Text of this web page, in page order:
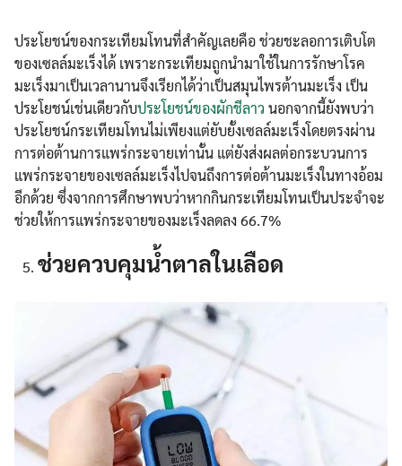
ประโยชน์ของกระเทียมโทนที่สำคัญเลยคือ ช่วยชะลอการเติบโต
ของเซลล์มะเร็งได้ เพราะกระเทียมถูกนำมาใช้ในการรักษาโรค
มะเร็งมาเป็นเวลานานจึงเรียกได้ว่าเป็นสมุนไพรต้านมะเร็ง เป็น
ประโยชน์เช่นเดียวกับประโยชน์ของผักชีลาว นอกจากนี้ยังพบว่า
ประโยชน์กระเทียมโทนไม่เพียงแต่ยับยั้งเซลล์มะเร็งโดยตรงผ่าน
การต่อต้านการแพร่กระจายเท่านั้น แต่ยังส่งผลต่อกระบวนการ
แพร่กระจายของเซลล์มะเร็งไปจนถึงการต่อต้านมะเร็งในทางอ้อม
อีกด้วย ซึ่งจากการศึกษาพบว่าหากกินกระเทียมโทนเป็นประจำจะ
ช่วยให้การแพร่กระจายของมะเร็งลดลง 66.7%
ช่วยควบคุมน้ำตาลในเลือด